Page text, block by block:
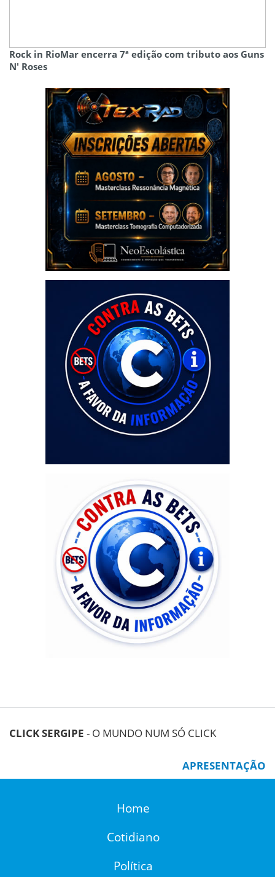
Rock in RioMar encerra 7ª edição com tributo aos Guns
N' Roses
CLICK SERGIPE - O MUNDO NUM SÓ CLICK
APRESENTAÇÃO
Home
Cotidiano
Política